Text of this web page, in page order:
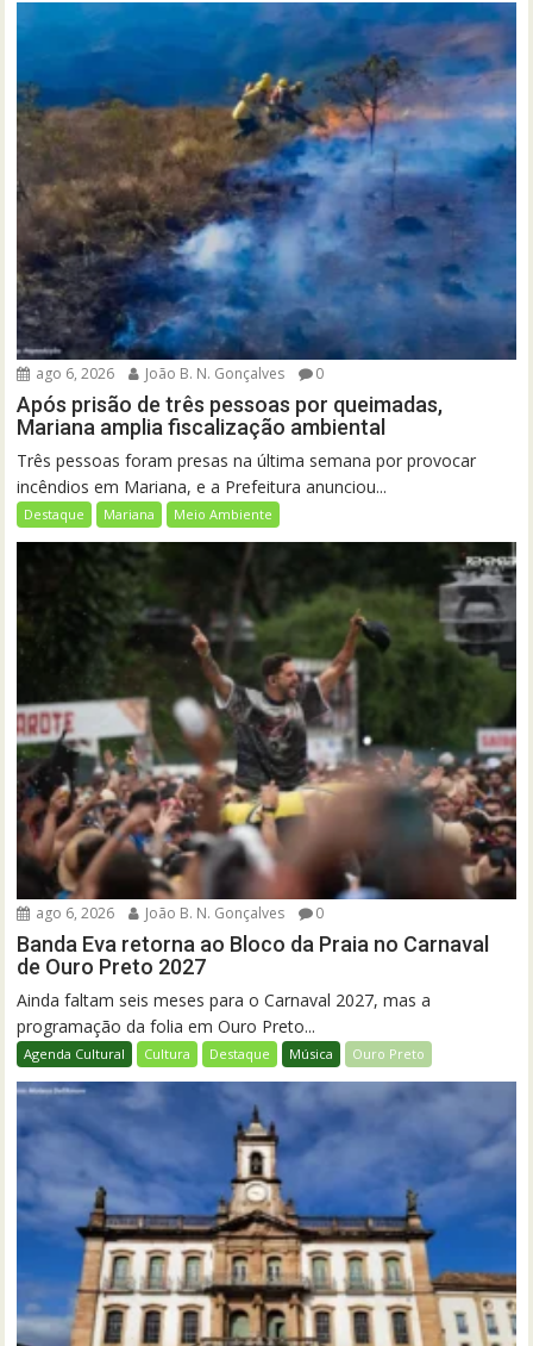
ago 6, 2026 João B. N. Gonçalves 0
Após prisão de três pessoas por queimadas,
Mariana amplia fiscalização ambiental
Três pessoas foram presas na última semana por provocar
incêndios em Mariana, e a Prefeitura anunciou...
Destaque Mariana Meio Ambiente
ago 6, 2026 João B. N. Gonçalves 0
Banda Eva retorna ao Bloco da Praia no Carnaval
de Ouro Preto 2027
Ainda faltam seis meses para o Carnaval 2027, mas a
programação da folia em Ouro Preto...
Agenda Cultural Cultura Destaque Música Ouro Preto